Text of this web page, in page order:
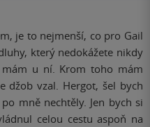
je to nejmenší, co pro Gail
který nedokážete nikdy
u ní. Krom toho mám
džob vzal. Hergot, šel bych
mně nechtěly. Jen bych si
dnul celou cestu aspoň na